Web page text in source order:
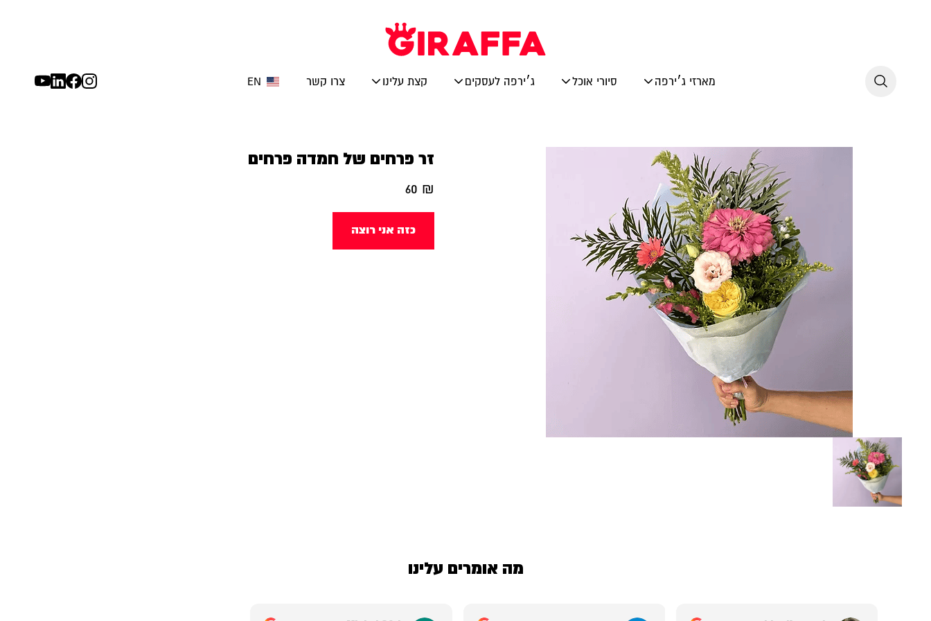
מארזי ג׳ירפה סיורי אוכל ג׳ירפה לעסקים קצת עלינו צרו קשר EN
זר פרחים של חמדה פרחים
60 ₪
כזה אני רוצה
מה אומרים עלינו